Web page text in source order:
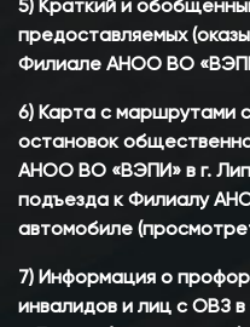
5) Краткий и
предоставляемых
Филиале АНОО ВО
6) Карта с маршрутами
остановок
АНОО ВО «ВЭПИ» в г.
подъезда к Филиалу
автомобиле
7) Информация о
инвалидов и лиц с ОВЗ